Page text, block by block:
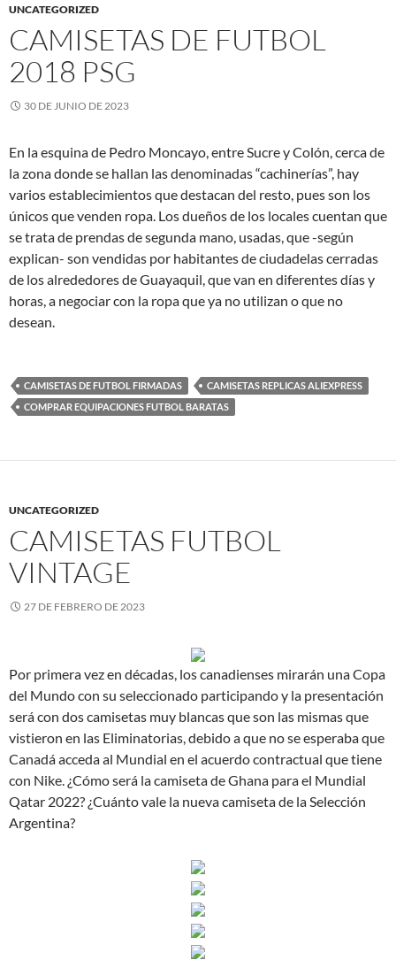
UNCATEGORIZED
CAMISETAS DE FUTBOL
2018 PSG
30 DE JUNIO DE 2023
En la esquina de Pedro Moncayo, entre Sucre y Colón, cerca de
la zona donde se hallan las denominadas “cachinerías”, hay
varios establecimientos que destacan del resto, pues son los
únicos que venden ropa. Los dueños de los locales cuentan que
se trata de prendas de segunda mano, usadas, que -según
explican- son vendidas por habitantes de ciudadelas cerradas
de los alrededores de Guayaquil, que van en diferentes días y
horas, a negociar con la ropa que ya no utilizan o que no
desean.
CAMISETAS DE FUTBOL FIRMADAS
CAMISETAS REPLICAS ALIEXPRESS
COMPRAR EQUIPACIONES FUTBOL BARATAS
UNCATEGORIZED
CAMISETAS FUTBOL
VINTAGE
27 DE FEBRERO DE 2023
Por primera vez en décadas, los canadienses mirarán una Copa
del Mundo con su seleccionado participando y la presentación
será con dos camisetas muy blancas que son las mismas que
vistieron en las Eliminatorias, debido a que no se esperaba que
Canadá acceda al Mundial en el acuerdo contractual que tiene
con Nike. ¿Cómo será la camiseta de Ghana para el Mundial
Qatar 2022? ¿Cuánto vale la nueva camiseta de la Selección
Argentina?